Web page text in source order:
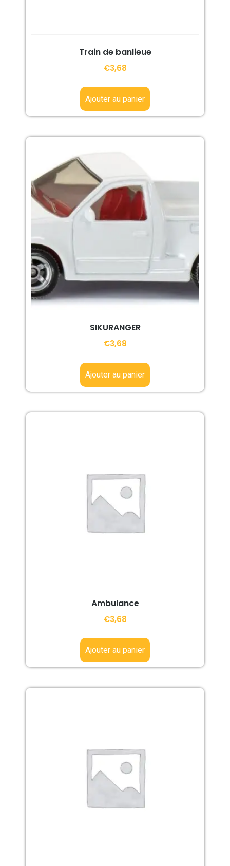
Train de banlieue
€3,68
Ajouter au panier
SIKURANGER
€3,68
Ajouter au panier
Ambulance
€3,68
Ajouter au panier